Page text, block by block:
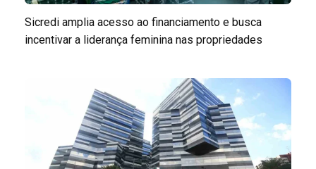
Sicredi amplia acesso ao financiamento e busca
incentivar a liderança feminina nas propriedades